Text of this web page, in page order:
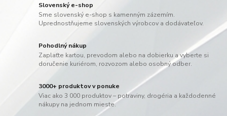
Slovenský e-shop
Sme slovenský e-shop s kamenným zázemím.
Uprednostňujeme slovenských výrobcov a dodávateľov.
Pohodlný nákup
Zaplaťte kartou, prevodom alebo na dobierku a vyberte si
doručenie kuriérom, rozvozom alebo osobný odber.
3000+ produktov v ponuke
Viac ako 3 000 produktov – potraviny, drogéria a každodenné
nákupy na jednom mieste.